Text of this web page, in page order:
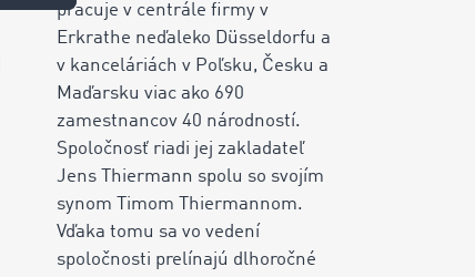
pracuje v centrále firmy v
Erkrathe neďaleko Düsseldorfu a
v kanceláriách v Poľsku, Česku a
Maďarsku viac ako 690
zamestnancov 40 národností.
Spoločnosť riadi jej zakladateľ
Jens Thiermann spolu so svojím
synom Timom Thiermannom.
Vďaka tomu sa vo vedení
spoločnosti prelínajú dlhoročné